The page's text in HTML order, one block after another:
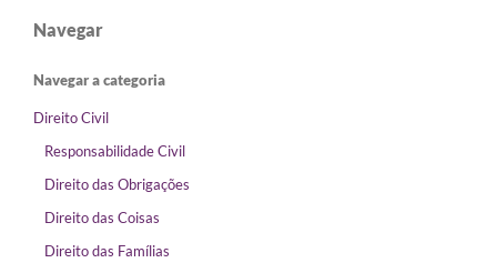
Navegar
Navegar a categoria
Direito Civil
Responsabilidade Civil
Direito das Obrigações
Direito das Coisas
Direito das Famílias